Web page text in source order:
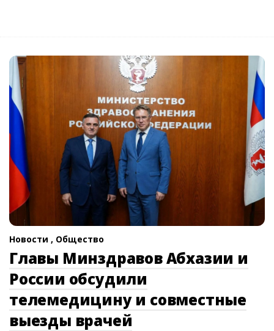
Новости , Общество
Главы Минздравов Абхазии и
России обсудили
телемедицину и совместные
выезды врачей